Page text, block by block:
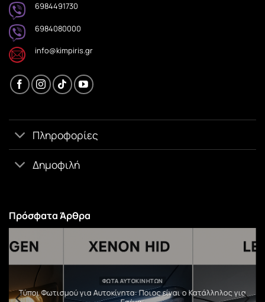
6984491730
6984080000
info@kimpiris.gr
Πληροφορίες
Δημοφιλή
Πρόσφατα Άρθρα
ΦΏΤΑ ΑΥΤΟΚΙΝΉΤΩΝ
Τύποι Φωτισμού για Αυτοκίνητα: Ποιος είναι ο Κατάλληλος για